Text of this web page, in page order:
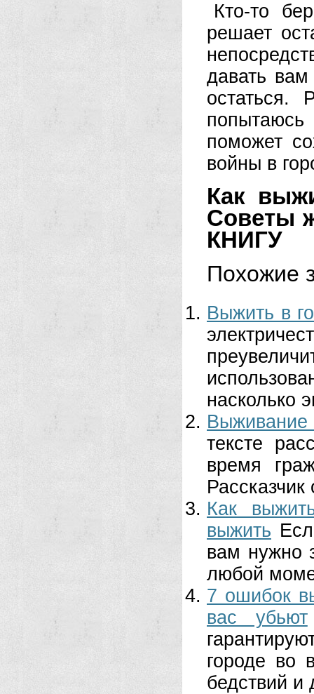
Кто-то
решает
давать
попытаюсь
поможет
войны в
Как
Советы
КНИГУ
Похожие
Выжить в
насколько
тексте
время
Рассказчик
Как
выжить
вам нужно
любой
7 ошибок
вас убьют
городе во
бедствий и